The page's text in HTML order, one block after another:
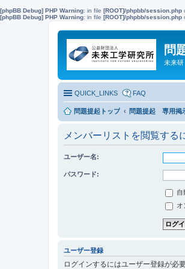
[phpBB Debug] PHP Warning: in file [ROOT]/phpbb/session.php
[phpBB Debug] PHP Warning: in file [ROOT]/phpbb/session.php
問
未来
QUICK_LINKS FAQ
問題提起トップ 問題提起 専用掲
メンバーリストを閲覧する
ユーザー名:
パスワード:
自
オ
ユーザー登録
ログインするにはユーザー登録が必